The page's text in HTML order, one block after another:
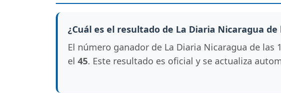
¿Cuál es el resultado de La Diaria Nicaragua de
El número ganador de La Diaria Nicaragua de las
el 45. Este resultado es oficial y se actualiza